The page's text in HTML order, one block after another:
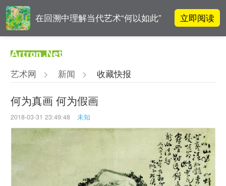
在回溯中理解当代艺术“何以如此” 立即阅读
影响力榜单
对话 | “道法自然” 范一夫山水中的
破界与归真
对话 | 在开放和自由中确立艺术价
值
立即阅读
艺术网 > 新闻 > 收藏快报
何为真画 何为假画
2018-03-31 23:49:48 未知